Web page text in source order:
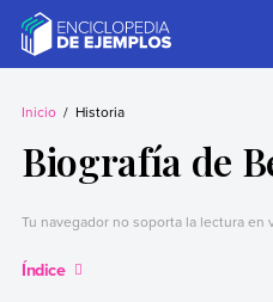
contentEjemplos
Necesitas ejemplos.
Inicio Historia
Biografía de
Tu navegador no soporta la lectura en
Índice